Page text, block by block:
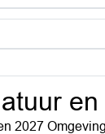
en
2027